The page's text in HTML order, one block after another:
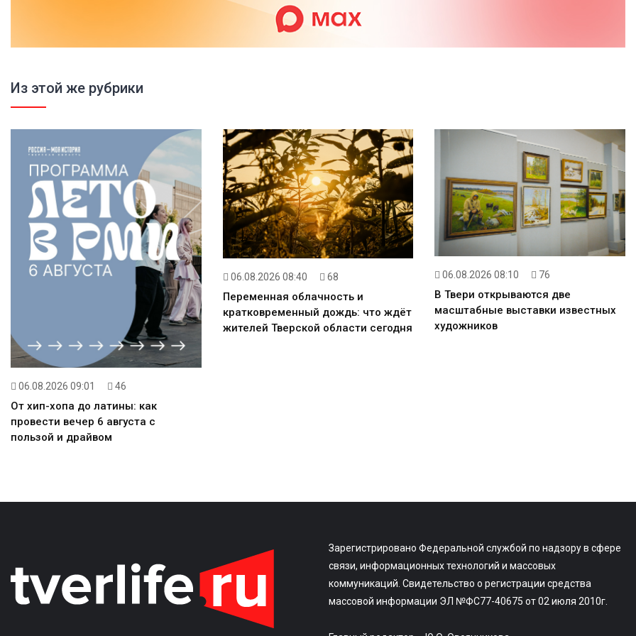
Из этой же рубрики
06.08.2026 09:01 46
От хип-хопа до латины: как
провести вечер 6 августа с
пользой и драйвом
06.08.2026 08:40 68
Переменная облачность и
кратковременный дождь: что ждёт
жителей Тверской области сегодня
06.08.2026 08:10 76
В Твери открываются две
масштабные выставки известных
художников
Зарегистрировано Федеральной службой по надзору в сфере
связи, информационных технологий и массовых
коммуникаций. Свидетельство о регистрации средства
массовой информации ЭЛ №ФС77-40675 от 02 июля 2010г.